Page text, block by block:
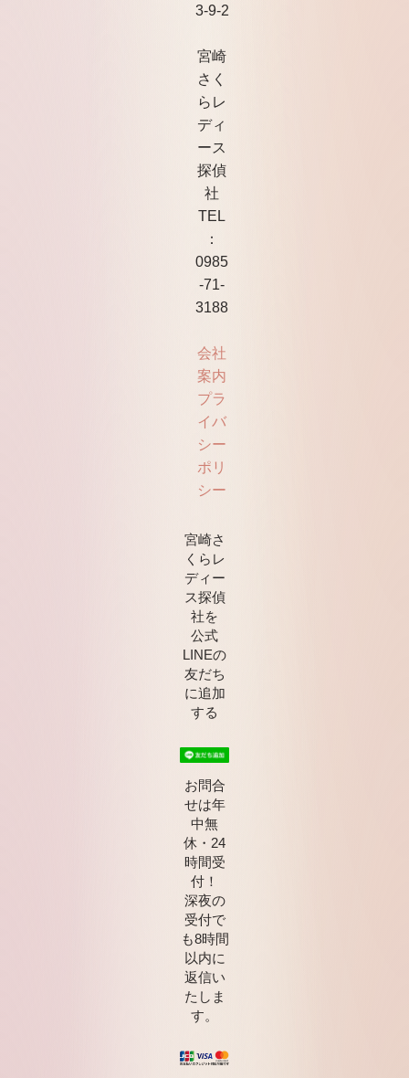
3-9-2
宮崎
さく
らレ
ディ
ース
探偵
社
TEL
：
0985
-71-
3188
会社
案内
プラ
イバ
シー
ポリ
シー
宮崎さ
くらレ
ディー
ス探偵
社を
公式
LINEの
友だち
に追加
する
お問合
せは年
中無
休・24
時間受
付！
深夜の
受付で
も8時間
以内に
返信い
たしま
す。